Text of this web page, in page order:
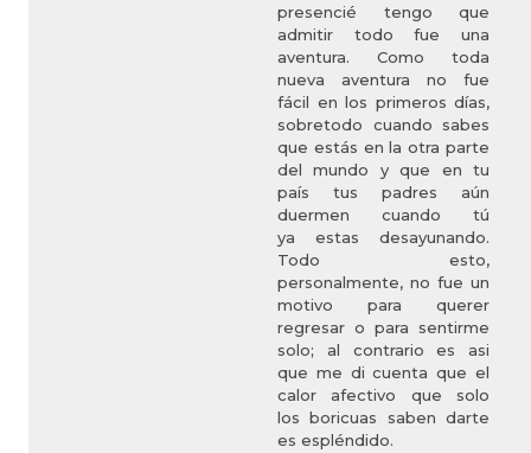
presencié tengo que
admitir todo fue una
aventura. Como toda
nueva aventura no fue
fácil en los primeros días,
sobretodo cuando sabes
que estás en la otra parte
del mundo y que en tu
país tus padres aún
duermen cuando tú
ya estas desayunando.
Todo esto,
personalmente, no fue un
motivo para querer
regresar o para sentirme
solo; al contrario es asi
que me di cuenta que el
calor afectivo que solo
los boricuas saben darte
es espléndido.